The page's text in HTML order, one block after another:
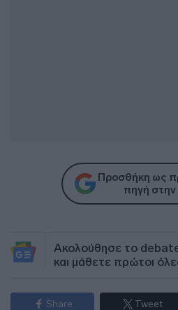
Προσθήκη ως
πηγή
Ακολούθησε το
και μάθετε πρώτοι
Share Tweet